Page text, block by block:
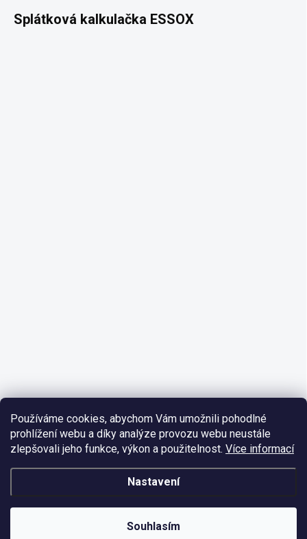
Používáme cookies, abychom Vám umožnili pohodlné
prohlížení webu a díky analýze provozu webu neustále
zlepšovali jeho funkce, výkon a použitelnost. Více informací
Nastavení
Souhlasím
Splátková kalkulačka ESSOX